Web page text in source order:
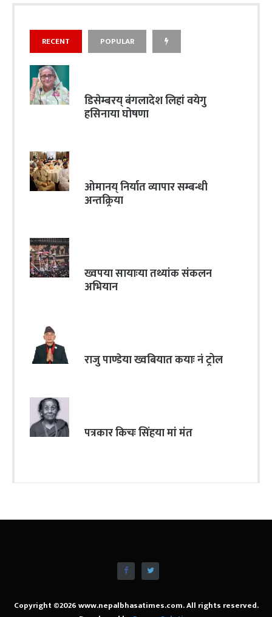
RECENT POPULAR
डिसेम्बरय् बंगलादेश लिहां वयेगु
हसिनाया घोषणा
ओमानय् निर्यात व्यापार सम्बन्धी
अन्तक्र्रिया
ख्वपया सायाःया तथ्यांक संकलन
अभियान
राजु पाण्डेया ख्वबियात कयाः नं ट्रोल
पत्रकार किचः सिंहया मां मंत
Copyright ©2026 www.nepalbhasatimes.com. All rights reserved.